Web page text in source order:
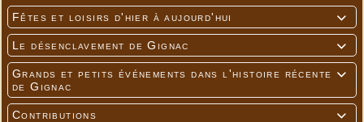

Fêtes et loisirs d'hier à aujourd'hui

Le désenclavement de Gignac

Grands et petits événements dans l'histoire récente
de Gignac

Contributions